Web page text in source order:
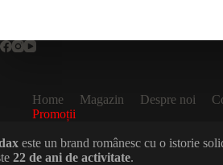
Home Magazin Despre noi
Promoții
este un brand românesc cu o istorie
22 de ani de activitate.